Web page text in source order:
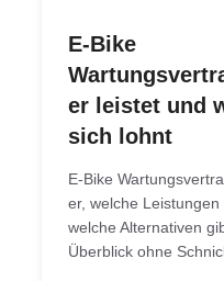
E-Bike
er leistet und
sich lohnt
E-Bike
er, welche
welche Alternativen
Überblick ohne